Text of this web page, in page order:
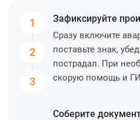
1
2
3
Зафиксируйте
Сразу включите
поставьте знак,
пострадал. При
скорую помощь и
Соберите